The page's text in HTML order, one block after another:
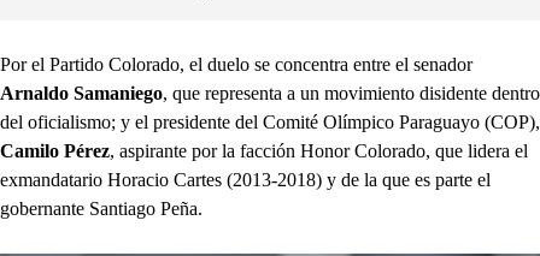
Por el Partido Colorado, el duelo se concentra entre el senador
Arnaldo Samaniego, que representa a un movimiento disidente dentro
del oficialismo; y el presidente del Comité Olímpico Paraguayo (COP),
Camilo Pérez, aspirante por la facción Honor Colorado, que lidera el
exmandatario Horacio Cartes (2013-2018) y de la que es parte el
gobernante Santiago Peña.